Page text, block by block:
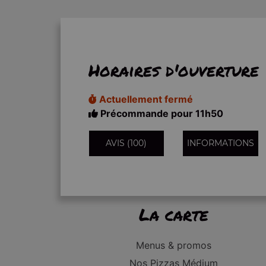
Horaires d'ouverture
Actuellement fermé
Précommande pour 11h50
AVIS (100) INFORMATIONS
La carte
Menus & promos
Nos Pizzas Médium